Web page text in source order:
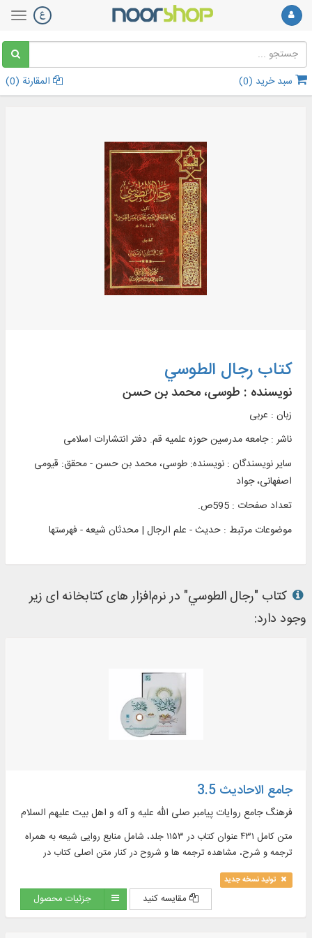
سبد خرید (0
) المقارنة (0
)
کتاب رجال الطوسي
نویسنده : طوسی، محمد بن حسن
زبان : عربی
ناشر :جامعه مدرسین حوزه علمیه قم. دفتر انتشارات اسلامی
سایر نویسندگان : نویسنده: طوسی، محمد بن حسن - محقق: قیومی
اصفهانی، جواد
تعداد صفحات : 595ص.
موضوعات مرتبط : حدیث - علم الرجال | محدثان شیعه - فهرست‏ها
کتاب "رجال الطوسي" در نرم‌افزار های کتابخانه ای زیر
وجود دارد:
جامع الاحادیث 3.5
فرهنگ جامع روایات پیامبر صلی الله علیه و آله و اهل بیت علیهم السلام
متن کامل ۴۳۱ عنوان کتاب در ۱۱۵۳ جلد، شامل منابع روایی شیعه به همراه
ترجمه و شرح، مشاهده ترجمه ها و شروح در کنار متن اصلی کتاب در
موضوعات : اخلاق، ادعیه، تاریخ، تفسیر و ...
تولید نسخه جدید
مقایسه کنید جزئیات محصول